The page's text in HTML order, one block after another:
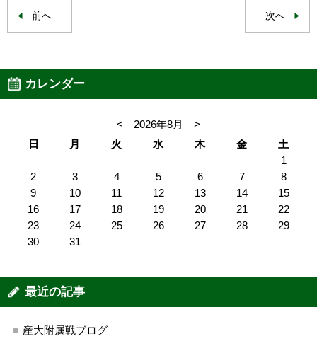
前へ 次へ
カレンダー
< 2026年8月
>
日
月 火 水 木 金
土
1
2
3 4 5 6 7
8
9
10 11 12 13 14
15
16
17 18 19 20 21
22
23
24 25 26 27 28
29
30
31
最近の記事
産大附属戦ブログ